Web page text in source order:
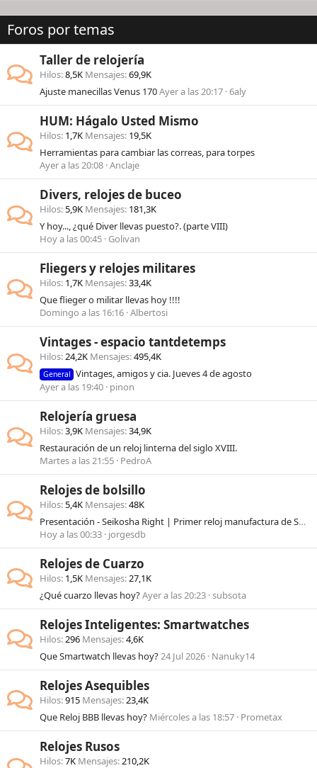
Foros por temas
Taller de relojería
Hilos 8,5K Mensajes 69,9K
Ajuste manecillas Venus 170Ayer a las 20:17 6aly
HUM: Hágalo Usted Mismo
Hilos 1,7K Mensajes 19,5K
Herramientas para cambiar las correas, para torpes
Ayer a las 20:08 Anclaje
Divers, relojes de buceo
Hilos 5,9K Mensajes 181,3K
Y hoy..., ¿qué Diver llevas puesto?. (parte VIII)
Hoy a las 00:45 Golivan
Fliegers y relojes militares
Hilos 1,7K Mensajes 33,4K
Que flieger o militar llevas hoy !!!!
Domingo a las 16:16 Albertosi
Vintages - espacio tantdetemps
Hilos 24,2K Mensajes 495,4K
General Vintages, amigos y cia. Jueves 4 de agosto
Ayer a las 19:40 pinon
Relojería gruesa
Hilos 3,9K Mensajes 34,9K
Restauración de un reloj linterna del siglo XVIII.
Martes a las 21:55 PedroA
Relojes de bolsillo
Hilos 5,4K Mensajes 48K
Presentación - Seikosha Right | Primer reloj manufactura de Seiko
Hoy a las 00:33 jorgesdb
Relojes de Cuarzo
Hilos 1,5K Mensajes 27,1K
¿Qué cuarzo llevas hoy?Ayer a las 20:23 subsota
Relojes Inteligentes: Smartwatches
Hilos 296 Mensajes 4,6K
Que Smartwatch llevas hoy?24 Jul 2026 Nanuky14
Relojes Asequibles
Hilos 915 Mensajes 23,4K
Que Reloj BBB llevas hoy? Miércoles a las 18:57 Prometax
Relojes Rusos
Hilos 7K Mensajes 210,2K